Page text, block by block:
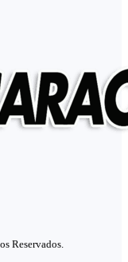
Reservados.